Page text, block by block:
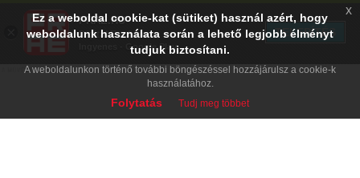
Ez a weboldal cookie-kat (sütiket) használ azért, hogy
weboldalunk használata során a lehető legjobb élményt
tudjuk biztosítani.
A weboldalunkon történő további böngészéssel hozzájárulsz a cookie-k
használatához.
Folytatás Tudj meg többet
x
PRAE.HU
Digital Evolution
Ingyenes - Google Play
TELEPÍTÉS